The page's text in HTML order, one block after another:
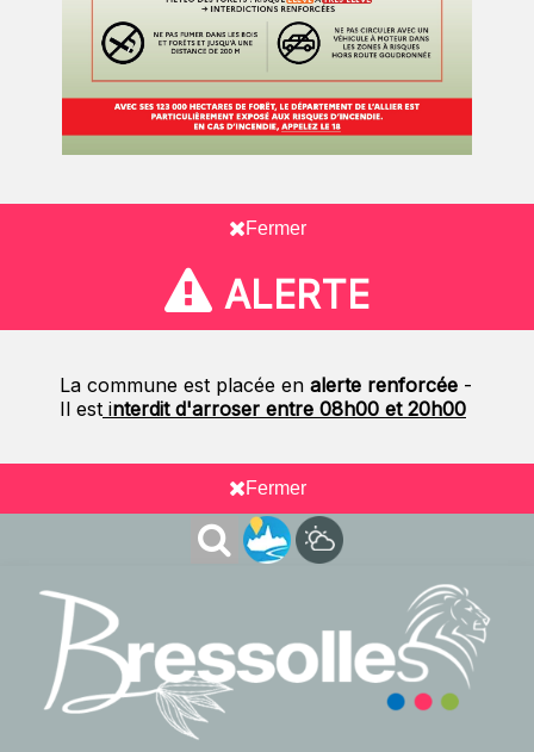
Fermer
ALERTE
La commune est placée en alerte renforcée -
Il est interdit d'arroser entre 08h00 et 20h00
Fermer